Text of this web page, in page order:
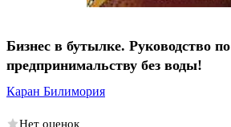
Бизнес в бутылке. Руководство по
предпринимальству без воды!
Каран Билимория
Нет оценок